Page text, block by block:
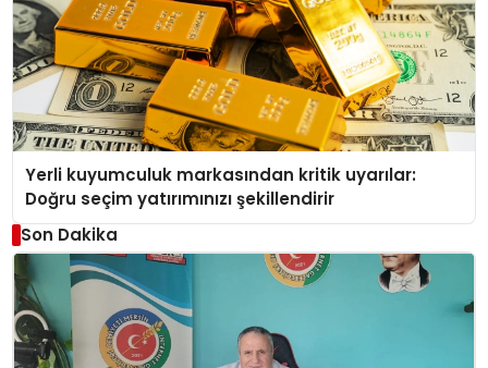
Yerli kuyumculuk markasından kritik uyarılar:
Doğru seçim yatırımınızı şekillendirir
Son Dakika